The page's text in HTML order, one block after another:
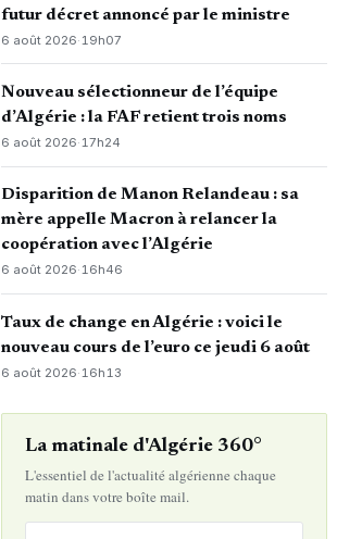
futur décret annoncé par le ministre
6 août 2026· 19h07
Nouveau sélectionneur de l’équipe
d’Algérie : la FAF retient trois noms
6 août 2026·17h24
Disparition de Manon Relandeau : sa
mère appelle Macron à relancer la
coopération avec l’Algérie
6 août 2026·16h46
Taux de change en Algérie : voici le
nouveau cours de l’euro ce jeudi 6 août
6 août 2026· 16h13
La matinale d'Algérie 360°
L'essentiel de l'actualité algérienne chaque
matin dans votre boîte mail.